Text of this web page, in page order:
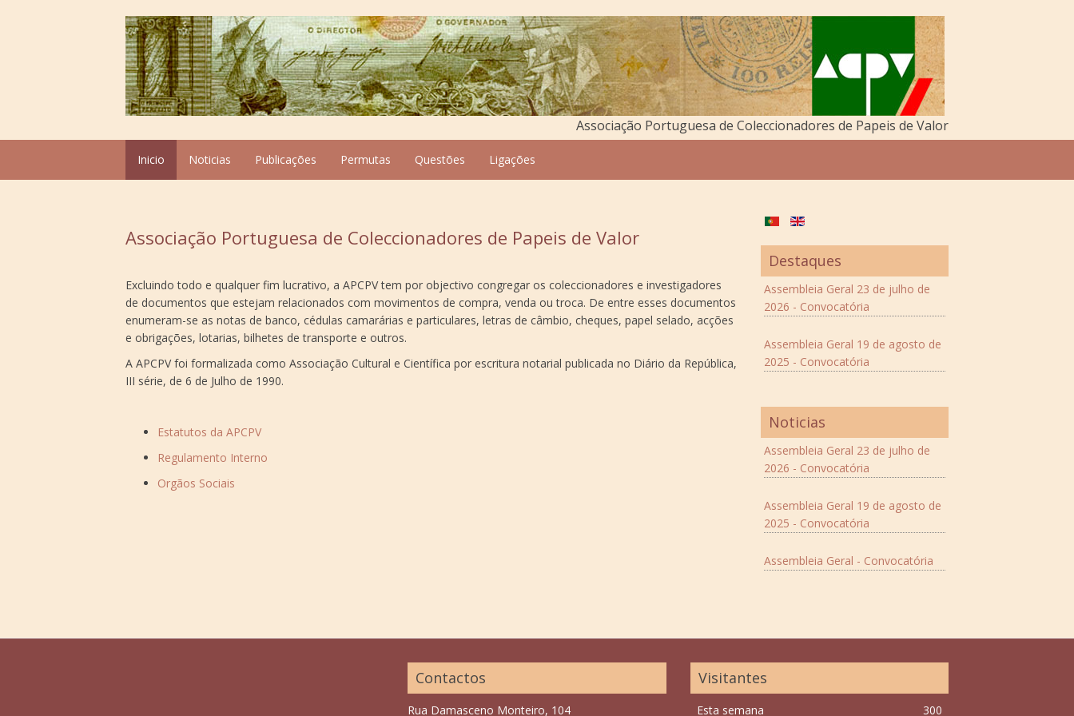
Associação Portuguesa de Coleccionadores de Papeis de Valor
Inicio Noticias Publicações Permutas Questões Ligações
Associação Portuguesa de Coleccionadores de Papeis de Valor
Excluindo todo e qualquer fim lucrativo, a APCPV tem por objectivo congregar os coleccionadores e investigadores
de documentos que estejam relacionados com movimentos de compra, venda ou troca. De entre esses documentos
enumeram-se as notas de banco, cédulas camarárias e particulares, letras de câmbio, cheques, papel selado, acções
e obrigações, lotarias, bilhetes de transporte e outros.
A APCPV foi formalizada como Associação Cultural e Científica por escritura notarial publicada no Diário da República,
III série, de 6 de Julho de 1990.
Estatutos da APCPV
Regulamento Interno
Orgãos Sociais
Destaques
Assembleia Geral 23 de julho de
2026 - Convocatória
Assembleia Geral 19 de agosto de
2025 - Convocatória
Noticias
Assembleia Geral 23 de julho de
2026 - Convocatória
Assembleia Geral 19 de agosto de
2025 - Convocatória
Assembleia Geral - Convocatória
Contactos
Rua Damasceno Monteiro, 104
Visitantes
Esta semana 300